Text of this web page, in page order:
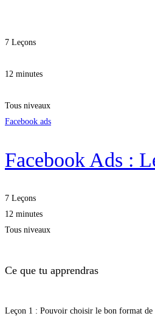
7 Leçons
12 minutes
Tous niveaux
Facebook ads
Facebook Ads :
7 Leçons
12 minutes
Tous niveaux
Ce que tu apprendras
Leçon 1 : Pouvoir choisir le bon format de